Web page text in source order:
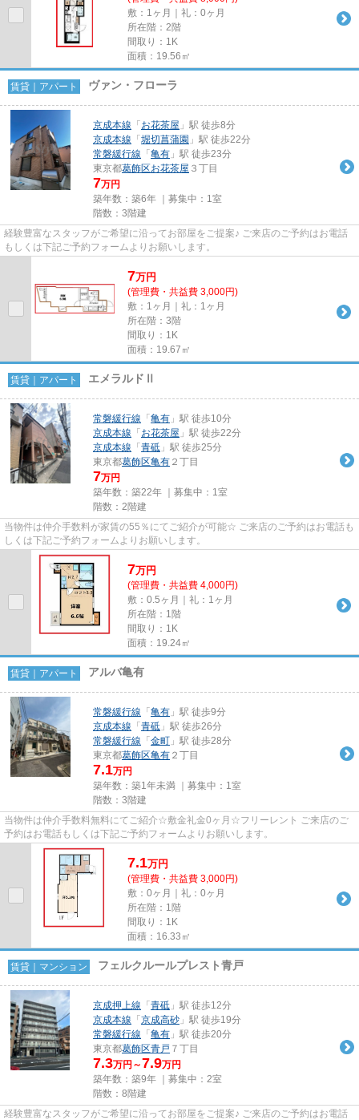
敷：1ヶ月｜礼：0ヶ月
所在階：2階
間取り：1K
面積：19.56㎡
賃貸｜アパート ヴァン・フローラ
京成本線 「 お花茶屋 」駅 徒歩8分
京成本線 「 堀切菖蒲園 」駅 徒歩22分
常磐緩行線 「 亀有 」駅 徒歩23分
東京都葛飾区お花茶屋 ３丁目
7万円
築年数：築6年 ｜募集中： 1室
階数：3階建
経験豊富なスタッフがご希望に沿ってお部屋をご提案♪ ご来店のご予約はお電話
もしくは下記ご予約フォームよりお願いします。
7万円
(管理費・共益費 3,000円)
敷：1ヶ月｜礼：1ヶ月
所在階：3階
間取り：1K
面積：19.67㎡
賃貸｜アパート エメラルドⅡ
常磐緩行線 「 亀有 」駅 徒歩10分
京成本線 「 お花茶屋 」駅 徒歩22分
京成本線 「 青砥 」駅 徒歩25分
東京都葛飾区亀有 ２丁目
7万円
築年数：築22年 ｜募集中： 1室
階数：2階建
当物件は仲介手数料が家賃の55％にてご紹介が可能☆ ご来店のご予約はお電話も
しくは下記ご予約フォームよりお願いします。
7万円
(管理費・共益費 4,000円)
敷：0.5ヶ月｜礼：1ヶ月
所在階：1階
間取り：1K
面積：19.24㎡
賃貸｜アパート アルバ亀有
常磐緩行線 「 亀有 」駅 徒歩9分
京成本線 「 青砥 」駅 徒歩26分
常磐緩行線 「 金町 」駅 徒歩28分
東京都葛飾区亀有 ２丁目
7.1万円
築年数：築1年未満 ｜募集中： 1室
階数：3階建
当物件は仲介手数料無料にてご紹介☆敷金礼金0ヶ月☆フリーレント ご来店のご
予約はお電話もしくは下記ご予約フォームよりお願いします。
7.1万円
(管理費・共益費 3,000円)
敷：0ヶ月｜礼：0ヶ月
所在階：1階
間取り：1K
面積：16.33㎡
賃貸｜マンション フェルクルールプレスト青戸
京成押上線 「 青砥 」駅 徒歩12分
京成本線 「 京成高砂 」駅 徒歩19分
常磐緩行線 「 亀有 」駅 徒歩20分
東京都葛飾区青戸 ７丁目
7.3万円～7.9万円
築年数：築9年 ｜募集中： 2室
階数：8階建
経験豊富なスタッフがご希望に沿ってお部屋をご提案♪ ご来店のご予約はお電話